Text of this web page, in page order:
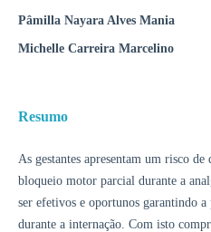
Pâmilla Nayara Alves Mania
Michelle Carreira Marcelino
Resumo
As gestantes apresentam um risco
bloqueio motor parcial durante a
ser efetivos e oportunos garantindo a
durante a internação. Com isto